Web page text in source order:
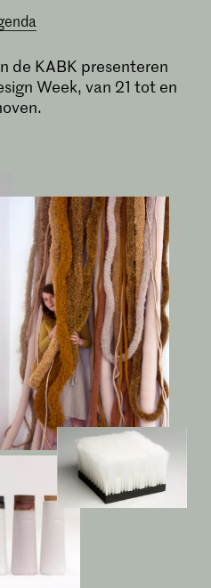
de KABK presenteren
Week, van 21 tot en